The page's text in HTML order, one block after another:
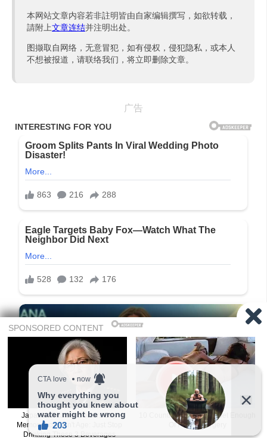
本网站文章内容若非註明皆由自家编辑撰写，如欲转载，
請附上文章连结并注明出处。
图撷取自网络，无意冒犯，如有侵权，侵犯隐私，或本人
不想被报道，请联络我们，将立即删除文章。
广告